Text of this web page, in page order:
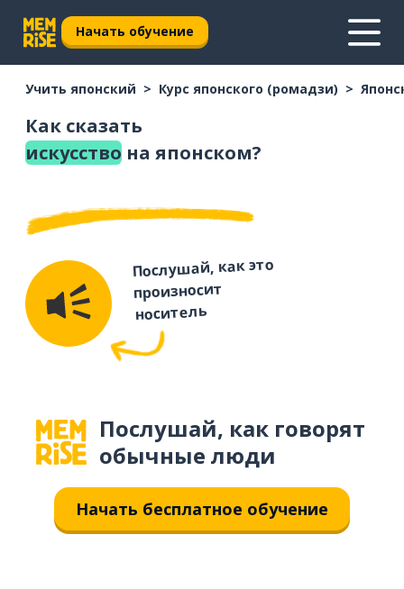
Начать обучение
Учить японский Курс японского (ромадзи)
Как сказать
искусство на японском?
Послушай, как это
произносит
носитель
Послушай, как говорят
обычные люди
Начать бесплатное обучение